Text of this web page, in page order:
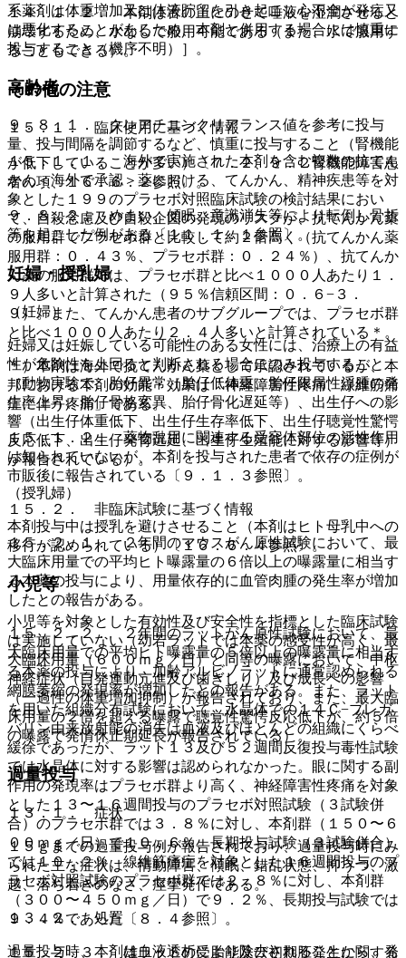
１４．１．２． 本剤は舌の上にのせて唾液を湿潤させると
崩壊するため、水なしで服用可能である（また、水で服用す
ることもできる）。
その他の注意
１５．１． 臨床使用に基づく情報
１５．１．１． 海外で実施された本剤を含む複数の抗てん
かん＜海外で承認＞薬における、てんかん、精神疾患等を対
象とした１９９のプラセボ対照臨床試験の検討結果におい
て、自殺念慮及び自殺企図の発現のリスクが、抗てんかん薬
の服用群でプラセボ群と比較して約２倍高く（抗てんかん薬
服用群：０．４３％、プラセボ群：０．２４％）、抗てんか
ん薬の服用群では、プラセボ群と比べ１０００人あたり１．
９人多いと計算された（９５％信頼区間：０．６−３．
９）。また、てんかん患者のサブグループでは、プラセボ群
と比べ１０００人あたり２．４人多いと計算されている＊。
＊）本剤は海外で抗てんかん薬として承認されているが、本
邦における本剤の効能・効果は「神経障害性疼痛、線維筋痛
症に伴う疼痛」である。
１５．１．２． 薬物乱用に関連する受容体部位の活性作用
は知られていないが、本剤を投与された患者で依存の症例が
市販後に報告されている〔９．１．３参照〕。
１５．２． 非臨床試験に基づく情報
１５．２．１． ２年間のマウスがん原性試験において、最
大臨床用量での平均ヒト曝露量の６倍以上の曝露量に相当す
る本薬の投与により、用量依存的に血管肉腫の発生率が増加
したとの報告がある。
１５．２．２． ２年間のラットがん原性試験において、最
大臨床用量での平均ヒト曝露量の５倍以上の曝露量に相当す
る本薬の投与により、加齢アルビノラットに通常認められる
網膜萎縮の発現率が増加したとの報告がある。また、ラット
を用いた組織分布試験において、水晶体での１４Ｃ−プレガ
バリン由来放射能の消失は血液及びほとんどの組織にくらべ
緩徐であったが、ラット１３及び５２週間反復投与毒性試験
では水晶体に対する影響は認められなかった。眼に関する副
作用の発現率はプラセボ群より高く、神経障害性疼痛を対象
とした１３〜１６週間投与のプラセボ対照試験（３試験併
合）のプラセボ群では３．８％に対し、本剤群（１５０〜６
００ｍｇ／日）で１０．６％、長期投与試験（３試験併合）
では１０．２％、線維筋痛症を対象とした１６週間投与のプ
ラセボ対照試験のプラセボ群では２．８％に対し、本剤群
（３００〜４５０ｍｇ／日）で９．２％、長期投与試験では
９．４％であった〔８．４参照〕。
１５．２．３． 雄ラットの受胎能及び初期胚発生に関する
系薬剤は体重増加又は体液貯留を引き起こし心不全が発症又
は悪化することがあるため、本剤と併用する場合には慎重に
投与すること（機序不明）］。
高齢者
９．８．１． クレアチニンクリアランス値を参考に投与
量、投与間隔を調節するなど、慎重に投与すること（腎機能
が低下していることが多い）〔７．２、９．２腎機能障害患
者の項、１６．６．２参照〕。
９．８．２． めまい、傾眠、意識消失等により転倒し骨折
等を起こした例がある〔１１．１．１参照〕。
妊婦・授乳婦
（妊婦）
妊婦又は妊娠している可能性のある女性には、治療上の有益
性が危険性を上回ると判断される場合にのみ投与すること
（動物実験で、胎仔異常（胎仔低体重、胎仔限局性浮腫の発
生率上昇、胎仔骨格変異、胎仔骨化遅延等）、出生仔への影
響（出生仔体重低下、出生仔生存率低下、出生仔聴覚性驚愕
反応低下、出生仔発育遅延、出生仔生殖能に対する影響等）
が報告されている）。
（授乳婦）
本剤投与中は授乳を避けさせること（本剤はヒト母乳中への
移行が認められている）〔１６．６．４参照〕。
小児等
小児等を対象とした有効性及び安全性を指標とした臨床試験
は実施していない（幼若ラットでは本薬の感受性が高く、最
大臨床用量（６００ｍｇ／日）と同等の曝露において、中枢
神経症状（自発運動亢進及び歯ぎしり）及び成長への影響
（一過性の体重増加抑制）が報告されており、また、最大臨
床用量の２倍を超える曝露で聴覚性驚愕反応低下が、約５倍
の曝露で発情休止期延長が報告されている）。
過量投与
１３．１． 症状
１５ｇまでの過量投与例が報告されており、過量投与時にみ
られた主な症状は、情動障害、傾眠、錯乱状態、抑うつ、激
越、落ち着きのなさ、痙攣発作である。
１３．２． 処置
過量投与時、本剤は血液透析により除去されることから、発